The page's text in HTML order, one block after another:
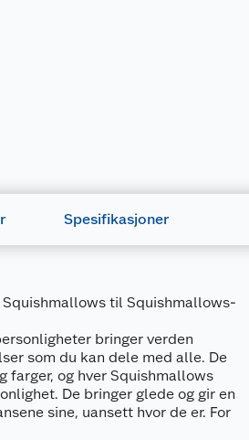
Spesifikasjoner
til Squishmallows-
bringer verden
som du kan dele med alle. De
og hver Squishmallows
De bringer glede og gir en
sine, uansett hvor de er. For